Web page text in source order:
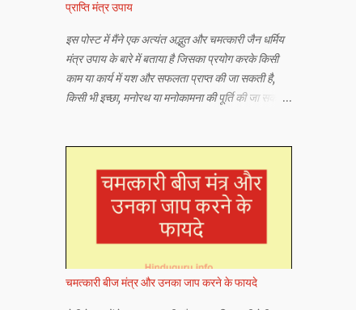
प्राप्ति मंत्र उपाय
इस पोस्ट में मैंने एक अत्यंत अद्भुत और चमत्कारी जैन धर्मिय
मंत्र उपाय के बारे में बताया है जिसका प्रयोग करके किसी
काम या कार्य में यश और सफलता प्राप्त की जा सकती है,
किसी भी इच्छा, मनोरथ या मनोकामना की पूर्ति की जा सकती
चमत्कारी बीज मंत्र और उनका जाप करने के फायदे